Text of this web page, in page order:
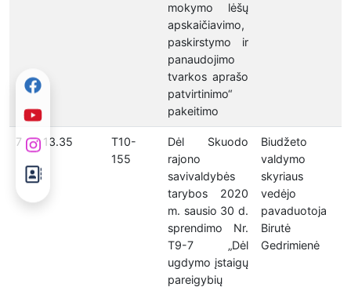
mokymo lėšų
apskaičiavimo,
paskirstymo ir
panaudojimo
tvarkos aprašo
patvirtinimo“
pakeitimo
7 13.35
T10-
155
Dėl Skuodo
rajono
savivaldybės
tarybos 2020
m. sausio 30 d.
sprendimo Nr.
T9-7 „Dėl
ugdymo įstaigų
pareigybių
Biudžeto
valdymo
skyriaus
vedėjo
pavaduotoja
Birutė
Gedrimienė